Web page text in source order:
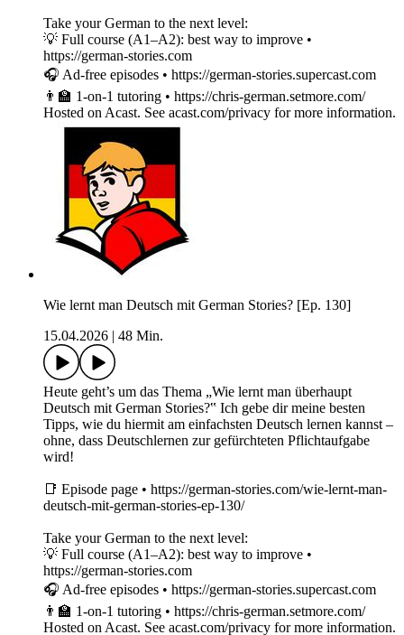
Take your German to the next level:
💡 Full course (A1–A2): best way to improve •
https://german-stories.com
🎧 Ad-free episodes • https://german-stories.supercast.com
👨‍🏫 1-on-1 tutoring • https://chris-german.setmore.com/
Hosted on Acast. See acast.com/privacy for more information.
Wie lernt man Deutsch mit German Stories? [Ep. 130]
15.04.2026
48 Min.
Heute geht’s um das Thema „Wie lernt man überhaupt
Deutsch mit German Stories?‟ Ich gebe dir meine besten
Tipps, wie du hiermit am einfachsten Deutsch lernen kannst –
ohne, dass Deutschlernen zur gefürchteten Pflichtaufgabe
wird!
📑 Episode page • https://german-stories.com/wie-lernt-man-
deutsch-mit-german-stories-ep-130/
Take your German to the next level:
💡 Full course (A1–A2): best way to improve •
https://german-stories.com
🎧 Ad-free episodes • https://german-stories.supercast.com
👨‍🏫 1-on-1 tutoring • https://chris-german.setmore.com/
Hosted on Acast. See acast.com/privacy for more information.